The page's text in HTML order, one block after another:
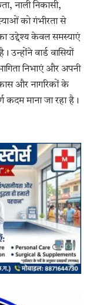
नाली निकासी,
को गंभीरता से
उद्देश्य केवल समस्याएं
उन्होंने वार्ड वासियों
निभाएं और अपनी
और नागरिकों के
कदम माना जा रहा है।